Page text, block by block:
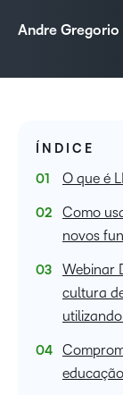
Andre Gregorio
ÍNDICE
O que é
Como
novos
Webinar
cultura
educação